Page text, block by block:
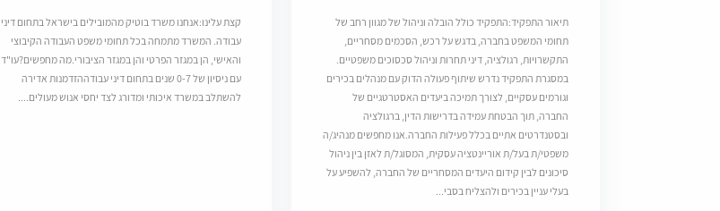
תיאור התפקיד:התפקיד כולל הובלה וניהול של מגוון רחב של
תחומי המשפט בחברה, בדגש על רכש, הסכמים מסחריים,
התקשרויות, רגולציה, דיני תחרות וניהול סכסוכים משפטיים.
במסגרת התפקיד נדרש שיתוף פעולה הדוק עם מנהלים בכירים
וגורמים עסקיים, לצורך תמיכה ביעדים האסטרטגיים של
החברה, תוך הבטחת עמידה בדרישות הדין, ברגולציה
ובסטנדרטים אתיים בכלל פעילות החברה.אנו מחפשים מנהיג/ה
משפטי/ת בעל/ת אוריינטציה עסקית, המסוגל/ת לאזן בין ניהול
סיכונים לבין קידום היעדים המסחריים של החברה, להשפיע על
בעלי עניין בכירים ולהצליח בסבי...
קצת עלינו:אנחנו משרד בוטיק מהמובילים בישראל בתחום דיני
עבודה. המשרד מתמחה בכל תחומי משפט העבודה הקיבוצי
והאישי, הן במגזר הפרטי והן במגזר הציבורי.מה מחפשים?עו"ד
עם ניסיון של 0-7 שנים בתחום דיני עבודההזדמנות אדירה
להשתלב במשרד איכותי ומדורג לצד יחסי אנוש מעולים....